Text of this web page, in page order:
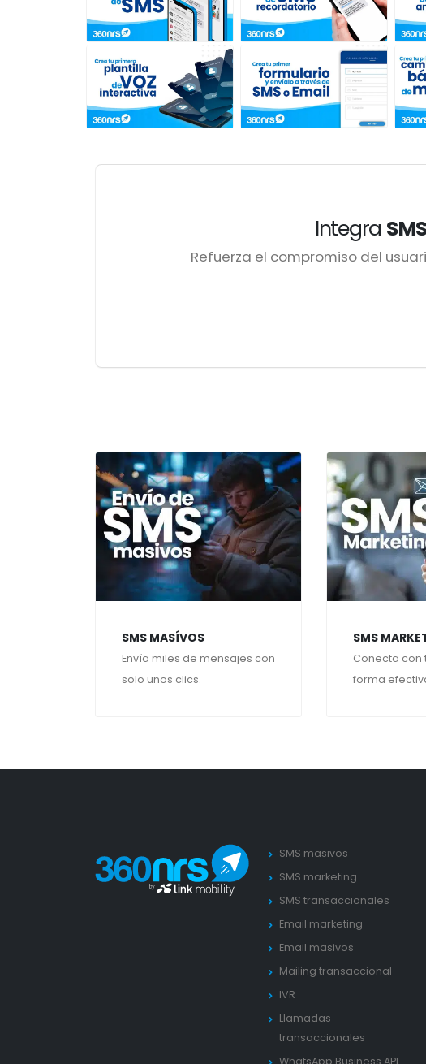
Integra
Refuerza el compromiso del
SMS MASÍVOS
Envía miles de mensajes con
solo unos clics.
SMS
Conecta con
forma
SMS masivos
SMS marketing
SMS transaccionales
Email marketing
Email masivos
Mailing transaccional
IVR
Llamadas
transaccionales